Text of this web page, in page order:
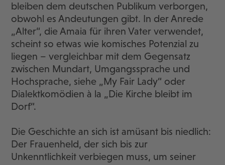
bleiben dem deutschen Publikum verborgen,
obwohl es Andeutungen gibt. In der Anrede
„Alter“, die Amaia für ihren Vater verwendet,
scheint so etwas wie komisches Potenzial zu
liegen – vergleichbar mit dem Gegensatz
zwischen Mundart, Umgangssprache und
Hochsprache, siehe „My Fair Lady“ oder
Dialektkomödien à la „Die Kirche bleibt im
Dorf“.
Die Geschichte an sich ist amüsant bis niedlich:
Der Frauenheld, der sich bis zur
Unkenntlichkeit verbiegen muss, um seiner